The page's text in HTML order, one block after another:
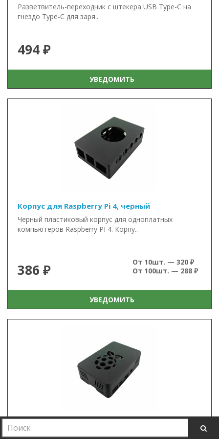
Разветвитель-переходник с штекера USB Type-C на
гнездо Type-C для заря..
494 ₽
УВЕДОМИТЬ
Корпус для Raspberry Pi 4, черный
Черный пластиковый корпус для одноплатных
компьютеров Raspberry PI 4. Корпу..
386 ₽
От 10шт. — 320 ₽
От 100шт. — 288 ₽
УВЕДОМИТЬ
Корпус для Raspberry Pi 4, черный